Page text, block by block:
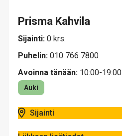
Prisma Kahvila
Sijainti: 0 krs.
Puhelin: 010 766 7800
Avoinna tänään: 10:00-19:00
Auki
Sijainti